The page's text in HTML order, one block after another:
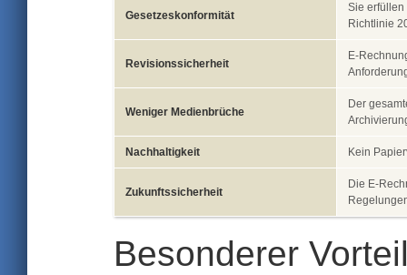
Gesetzeskonformität
Sie erfüllen
Richtlinie
Revisionssicherheit
E-
Weniger Medienbrüche
Der
Nachhaltigkeit Kein
Zukunftssicherheit
Die E-
Besonderer